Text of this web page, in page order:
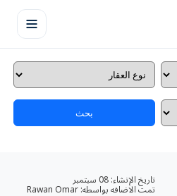
بحث
تاريخ الإنشاء:
تمت الاضافه بواسطه: Rawan Omar